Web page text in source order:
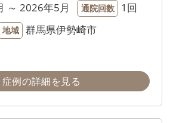
～ 2026年5月 通院回数 1回
地域 群馬県伊勢崎市
症例の詳細を見る